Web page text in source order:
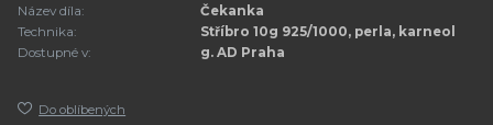
Název díla:
Čekanka
Technika:
Stříbro 10g 925/1000, perla, karneol
Dostupné v:
g. AD Praha
Do oblíbených